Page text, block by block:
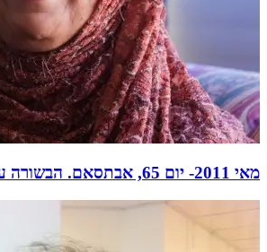
מאי 2011- יום 65, אבתסאם. הבשורה על פי אבתסאם